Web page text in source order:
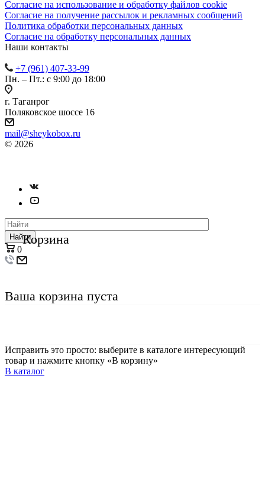
Согласие на использование и обработку файлов cookie
Согласие на получение рассылок и рекламных сообщений
Политика обработки персональных данных
Согласие на обработку персональных данных
Наши контакты
+7 (961) 407-33-99
Пн. – Пт.: с 9:00 до 18:00
г. Таганрог
Поляковское шоссе 16
mail@sheykobox.ru
© 2026
Найти
0
Корзина
Ваша корзина пуста
Исправить это просто: выберите в каталоге интересующий
товар и нажмите кнопку «В корзину»
В каталог